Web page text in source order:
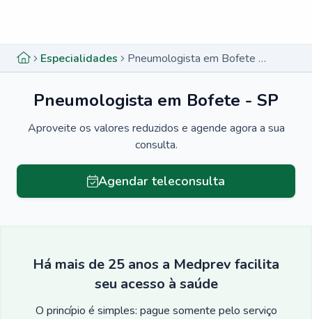
Especialidades Pneumologista em Bofete - SP
Pneumologista em Bofete - SP
Aproveite os valores reduzidos e agende agora a sua
consulta.
Agendar teleconsulta
Há mais de 25 anos a Medprev facilita
seu acesso à saúde
O princípio é simples: pague somente pelo serviço